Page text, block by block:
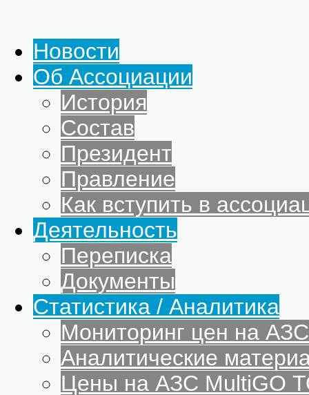
Новости
Об Ассоциации
История
Состав
Президент
Правление
Как вступить в
Деятельность
Переписка
Документы
Статистика / Аналитика
Мониторинг цен на
Аналитические
Цены на АЗС MultiGO